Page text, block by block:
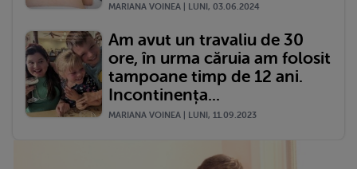
MARIANA VOINEA | LUNI, 03.06.2024
Am avut un travaliu de 30
ore, în urma căruia am folosit
tampoane timp de 12 ani.
Incontinența...
MARIANA VOINEA | LUNI, 11.09.2023